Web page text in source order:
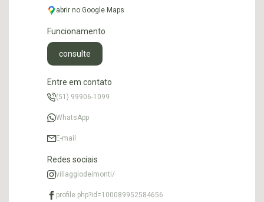
abrir no Google Maps
Funcionamento
consulte
Entre em contato
(51) 99906-1099
WhatsApp
E-mail
Redes sociais
villaggiodeimonti/
profile.php?id=100089952584656